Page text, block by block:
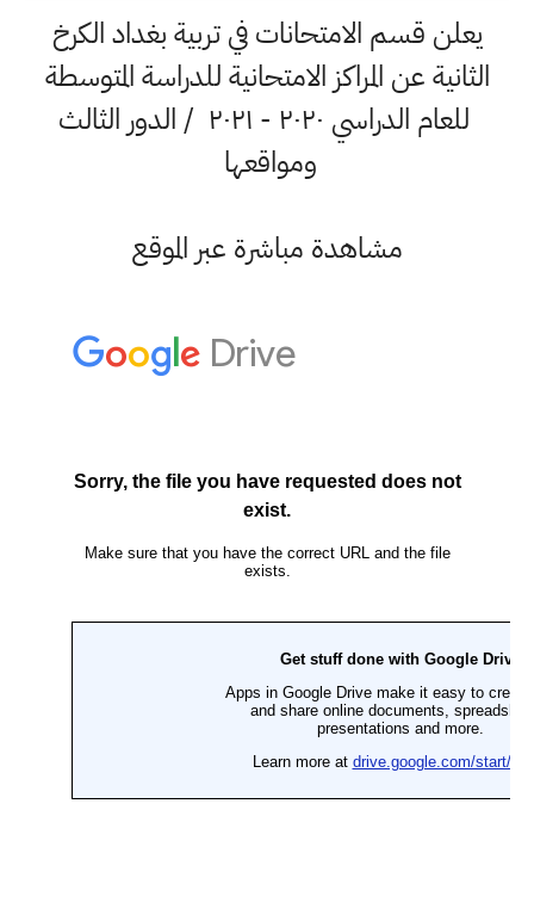
يعلن قسم الامتحانات في تربية بغداد الكرخ
الثانية عن المراكز الامتحانية للدراسة المتوسطة
للعام الدراسي ٢٠٢٠ - ٢٠٢١ / الدور الثالث
ومواقعها
مشاهدة مباشرة عبر الموقع